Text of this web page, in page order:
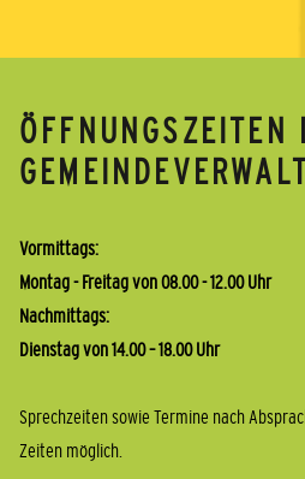
ÖFFNUNGSZEITEN
Vormittags:
Montag - Freitag von 08.00 - 12.00 Uhr
Nachmittags:
Dienstag von 14.00 – 18.00 Uhr
Sprechzeiten sowie Termine nach
Zeiten möglich.